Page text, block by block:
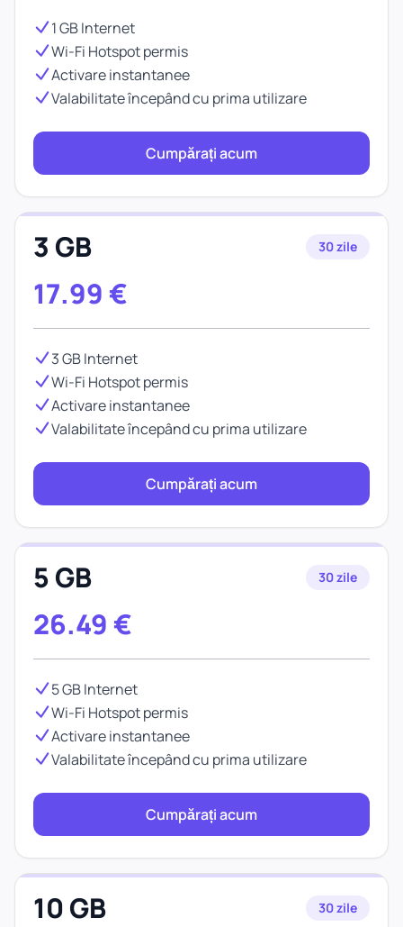
1 GB Internet
Wi-Fi Hotspot permis
Activare instantanee
Valabilitate începând cu prima utilizare
Cumpărați acum
3 GB 30 zile
17.99 €
3 GB Internet
Wi-Fi Hotspot permis
Activare instantanee
Valabilitate începând cu prima utilizare
Cumpărați acum
5 GB 30 zile
26.49 €
5 GB Internet
Wi-Fi Hotspot permis
Activare instantanee
Valabilitate începând cu prima utilizare
Cumpărați acum
10 GB 30 zile